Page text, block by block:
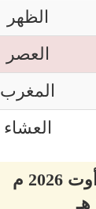
الظهر
العصر
المغرب
العشاء